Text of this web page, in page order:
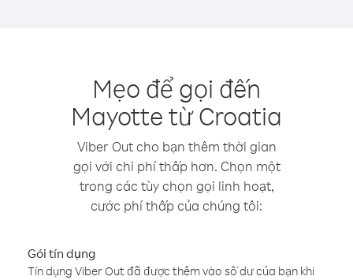
Mẹo để gọi đến
Mayotte từ Croatia
Viber Out cho bạn thêm thời gian
gọi với chi phí thấp hơn. Chọn một
trong các tùy chọn gọi linh hoạt,
cước phí thấp của chúng tôi:
Gói tín dụng
Tín dụng Viber Out đã được thêm vào số dư của bạn khi